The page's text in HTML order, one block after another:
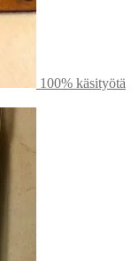
100% käsityötä